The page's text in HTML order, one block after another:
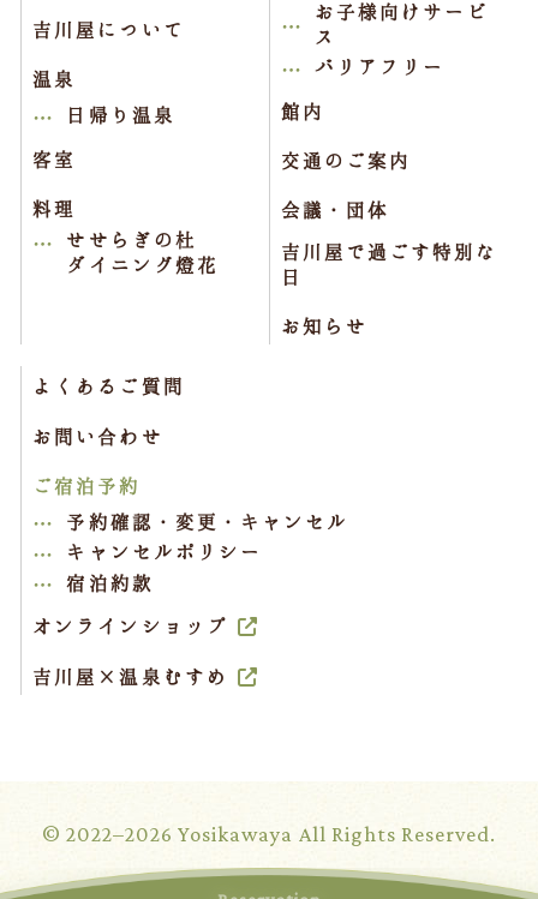
吉川屋について
温泉
日帰り温泉
客室
料理
せせらぎの杜
ダイニング燈花
お子様向けサービ
ス
バリアフリー
館内
交通のご案内
会議・団体
吉川屋で過ごす特別な
日
お知らせ
よくあるご質問
お問い合わせ
ご宿泊予約
予約確認・変更・キャンセル
キャンセルポリシー
宿泊約款
オンラインショップ
吉川屋×温泉むすめ
© 2022–2026 Yosikawaya All Rights Reserved.